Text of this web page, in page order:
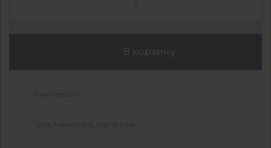
В корзину
Самовывоз
Visa, Mastercard, Карта Мир